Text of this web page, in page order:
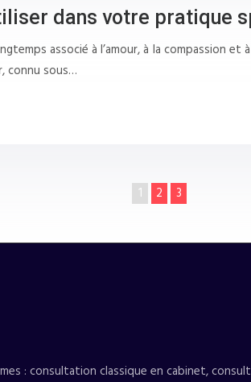
dans votre pratique
associé à l’amour, à la compassion
connu sous…
1 2 3
: consultation classique en cabinet,